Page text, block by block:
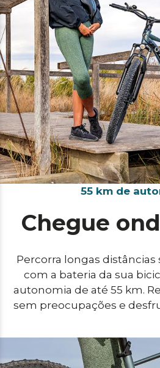
55 km de
Chegue
Percorra longas
com a bateria da sua
autonomia de até 55 km.